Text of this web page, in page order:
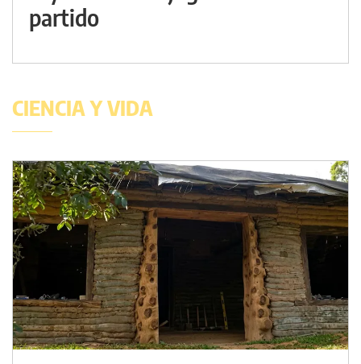
partido
CIENCIA Y VIDA